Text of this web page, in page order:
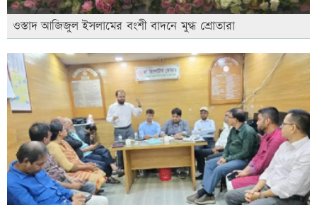
ওস্তাদ আজিজুল ইসলামের বংশী বাদনে মুগ্ধ শ্রোতারা